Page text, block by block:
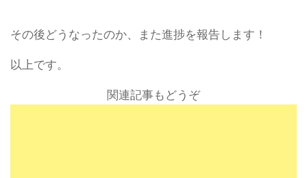
その後どうなったのか、また進捗を報告します！
以上です。
関連記事もどうぞ